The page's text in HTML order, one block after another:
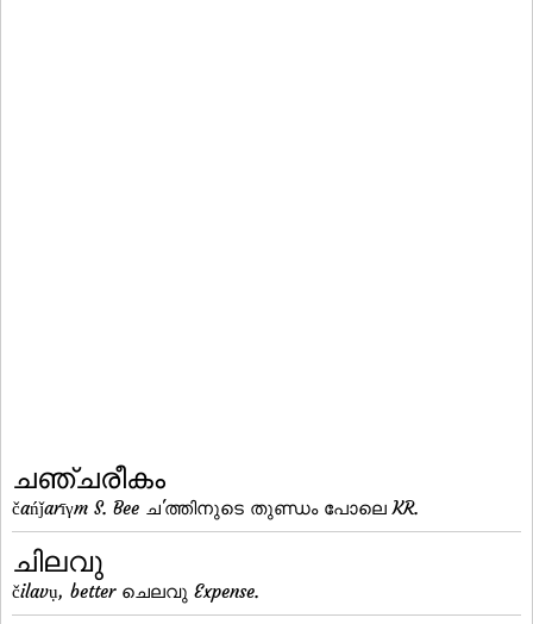
ചഞ്ചരീകം
čańǰarīγm S. Bee ച'ത്തിനുടെ തുണ്ഡം പോലെ KR.
ചിലവു
čilavụ, better ചെലവു Expense.